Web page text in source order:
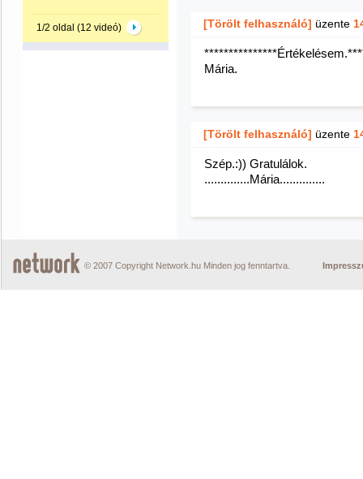
1/2 oldal (12 videó) [Törölt felhasználó] üzente
Mária.
[Törölt felhasználó] üzente
Szép.:)) Gratulálok.
..............Mária..............
© 2007 Copyright Network.hu Minden jog fenntartva.